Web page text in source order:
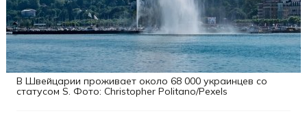
В Швейцарии проживает около 68 000 украинцев со
статусом S. Фото: Christopher Politano/Pexels